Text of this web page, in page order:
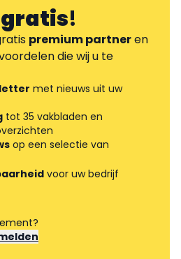
gratis!
premium partneren
die wij u te
met nieuws uit uw
tot 35 vakbladen en
op een selectie van
voor uw bedrijf